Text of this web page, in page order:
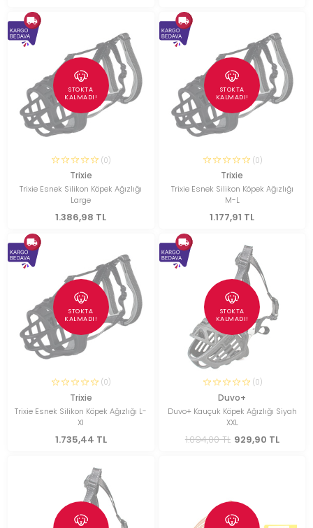
STOKTA
KALMADI!
(0)
Trixie
Trixie Esnek Silikon Köpek Ağızlığı
Large
1.386,98 TL
STOKTA
KALMADI!
(0)
Trixie
Trixie Esnek Silikon Köpek Ağızlığı
M-L
1.177,91 TL
STOKTA
KALMADI!
(0)
Trixie
Trixie Esnek Silikon Köpek Ağızlığı L-
Xl
1.735,44 TL
STOKTA
KALMADI!
(0)
Duvo+
Duvo+ Kauçuk Köpek Ağızlığı Siyah
XXL
1.094,00 TL 929,90 TL